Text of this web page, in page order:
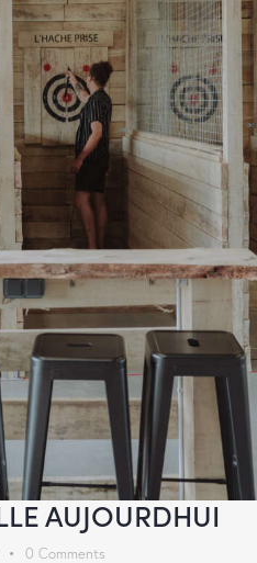
AUJOURDHUI
0 Comments